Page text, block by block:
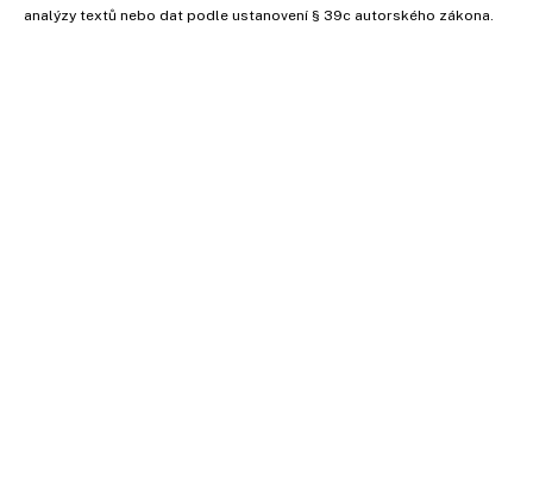
analýzy textů nebo dat podle ustanovení § 39c autorského zákona.